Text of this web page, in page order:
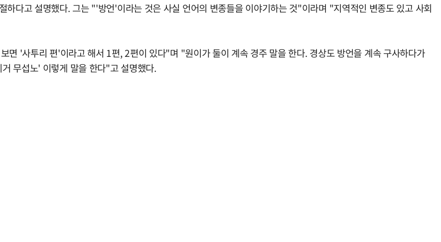
다고 설명했다. 그는 "'방언'이라는 것은 사실 언어의 변종들을 이야기하는 것"이라며 "지역적인 변종도 있고 사회
면 '사투리 편'이라고 해서 1편, 2편이 있다"며 "원이가 둘이 계속 경주 말을 한다. 경상도 방언을 계속 구사하다가
무섭노' 이렇게 말을 한다"고 설명했다.